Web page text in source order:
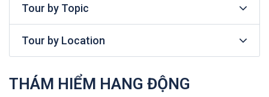
Tour by Topic
Tour by Location
THÁM HIỂM HANG ĐỘNG